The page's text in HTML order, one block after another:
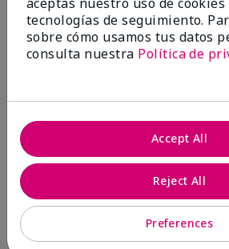
5
Faithful goodness
EnviadoHace 1 año
Comprador verificado
marykay.com/en-us/
Comentarios sobre Clear Proof®
Toner**
of the product, Clear Proof, but it
tecnologías de seguimiento.
sobre cómo usamos tus datos
consulta nuestra Política de
Preferences
Reject All
Accept All